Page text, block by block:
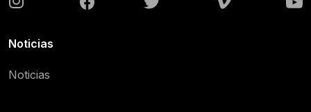
Noticias
Noticias